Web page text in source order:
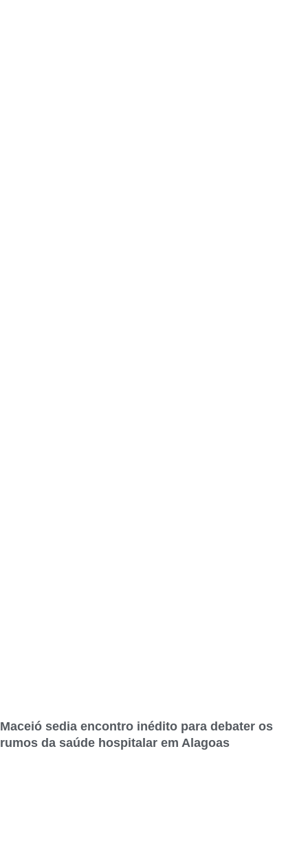
Maceió sedia encontro inédito para debater os
rumos da saúde hospitalar em Alagoas